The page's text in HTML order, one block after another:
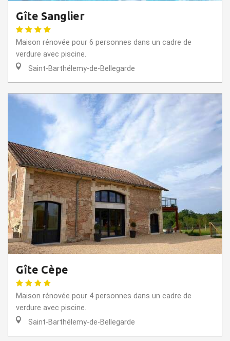
Gîte Sanglier
Maison rénovée pour 6 personnes dans un cadre de
verdure avec piscine.
Saint-Barthélemy-de-Bellegarde
Gîte Cèpe
Maison rénovée pour 4 personnes dans un cadre de
verdure avec piscine.
Saint-Barthélemy-de-Bellegarde